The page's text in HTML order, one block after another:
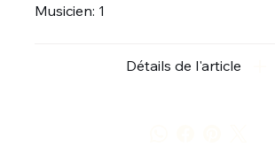
Musicien: 1
Détails de l'article